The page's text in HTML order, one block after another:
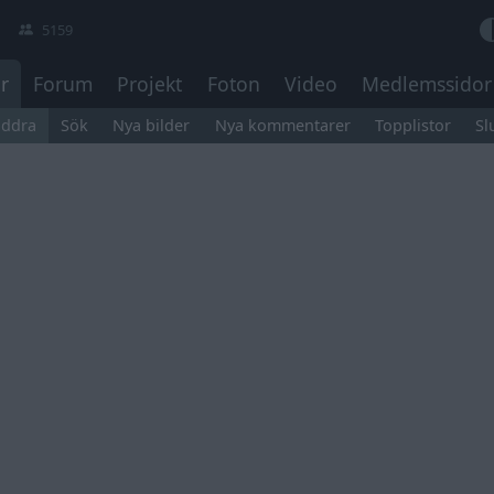
5159
Forum Projekt Foton Video Medlemssidor
Sök Nya bilder Nya kommentarer Topplistor